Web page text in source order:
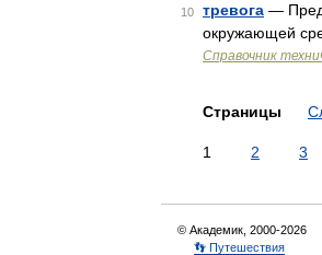
10 тревога —
окружающей
Справочник
Страницы
1 2 3
© Академик, 2000-2026
👣 Путешествия